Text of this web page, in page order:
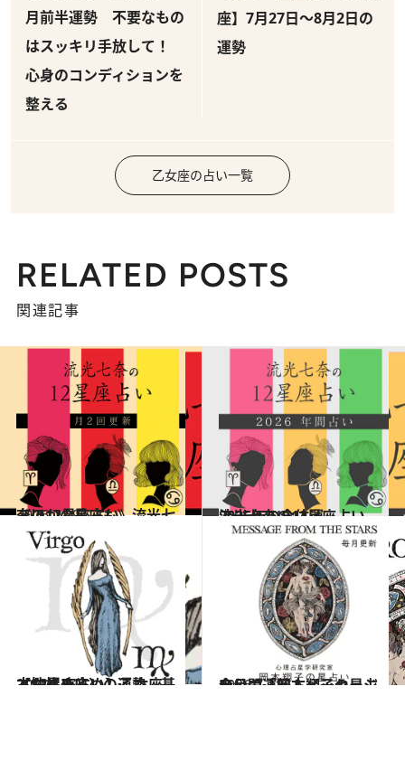
月前半運勢 不要なもの
はスッキリ手放して！
心身のコンディションを
整える
座】7月27日～8月2日の
運勢
乙女座の占い一覧
RELATED POSTS
関連記事
2026.7.29
《ほかの星座も》流光七奈の12星座占い
占い 2025.12.17
流光七奈の12星座占い 2026年の全体運
占い
2021.12.1
【12星座占い】乙女座（おとめ座）の運勢、基本性格まとめ
占い 2026.7.31
今月の運勢＆メッセージを公開「岡本翔子の星占い」
占い